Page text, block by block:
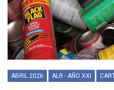
ABRIL 2026 ALR - AÑO XXI